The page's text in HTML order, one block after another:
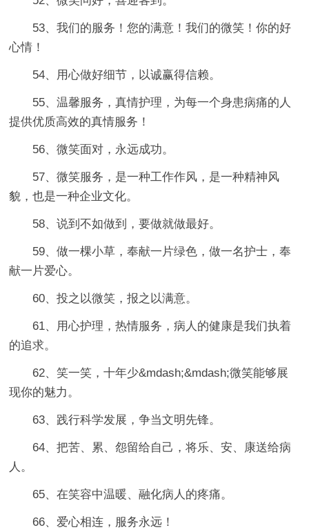
53、我们的服务！您的满意！我们的微笑！你的好
心情！
54、用心做好细节，以诚赢得信赖。
55、温馨服务，真情护理，为每一个身患病痛的人
提供优质高效的真情服务！
56、微笑面对，永远成功。
57、微笑服务，是一种工作作风，是一种精神风
貌，也是一种企业文化。
58、说到不如做到，要做就做最好。
59、做一棵小草，奉献一片绿色，做一名护士，奉
献一片爱心。
60、投之以微笑，报之以满意。
61、用心护理，热情服务，病人的健康是我们执着
的追求。
62、笑一笑，十年少&mdash;&mdash;微笑能够展
现你的魅力。
63、践行科学发展，争当文明先锋。
64、把苦、累、怨留给自己，将乐、安、康送给病
人。
65、在笑容中温暖、融化病人的疼痛。
66、爱心相连，服务永远！